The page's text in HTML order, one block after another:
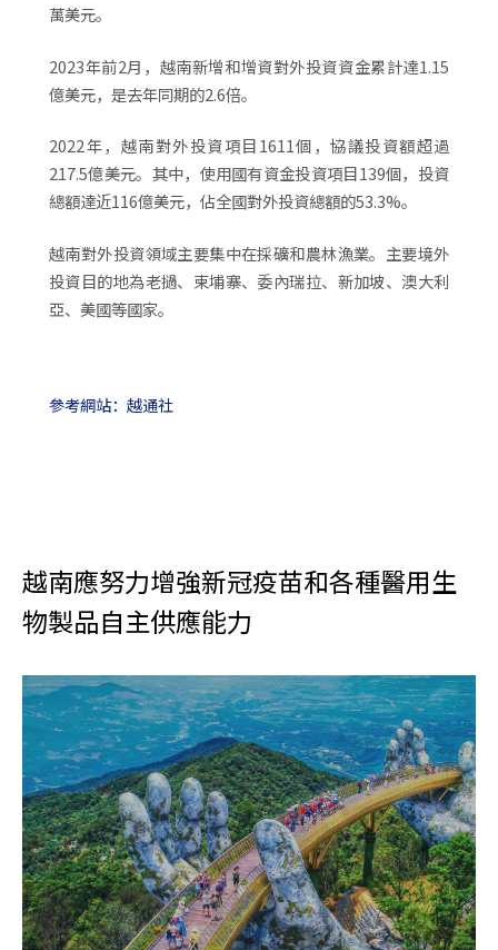
萬美元。
2023年前2月，越南新增和增資對外投資資金累計達1.15
億美元，是去年同期的2.6倍。
2022年，越南對外投資項目1611個，協議投資額超過
217.5億美元。其中，使用國有資金投資項目139個，投資
總額達近116億美元，佔全國對外投資總額的53.3%。
越南對外投資領域主要集中在採礦和農林漁業。主要境外
投資目的地為老撾、柬埔寨、委內瑞拉、新加坡、澳大利
亞、美國等國家。
參考網站：越通社
越南應努力增強新冠疫苗和各種醫用生
物製品自主供應能力